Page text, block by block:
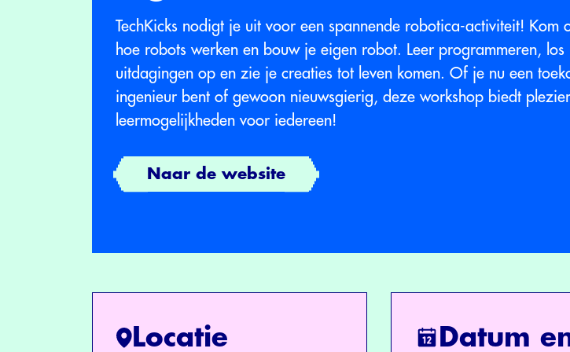
TechKicks nodigt je uit voor een spannende robotica-activiteit! Kom
hoe robots werken en bouw je eigen robot. Leer programmeren, los
uitdagingen op en zie je creaties tot leven komen. Of je nu een
ingenieur bent of gewoon nieuwsgierig, deze workshop biedt
leermogelijkheden voor iedereen!
Naar de website
Locatie Datum